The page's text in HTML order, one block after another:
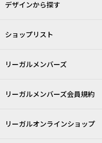
デザインから探す
ショップリスト
リーガルメンバーズ
リーガルメンバーズ会員規約
リーガルオンラインショップ